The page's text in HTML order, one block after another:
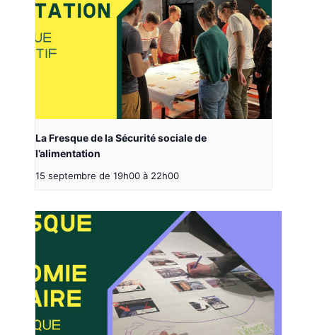
La Fresque de la Sécurité sociale de
l’alimentation
15 septembre de 19h00 à 22h00